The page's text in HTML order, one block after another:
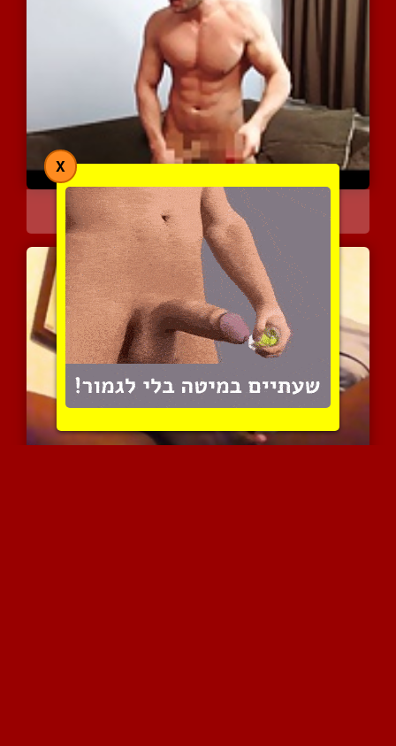
חתיך שרירי מביא אותה בקט...
6273 צפיות |
X